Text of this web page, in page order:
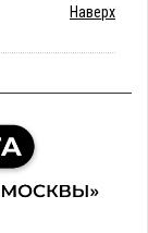
Наверх